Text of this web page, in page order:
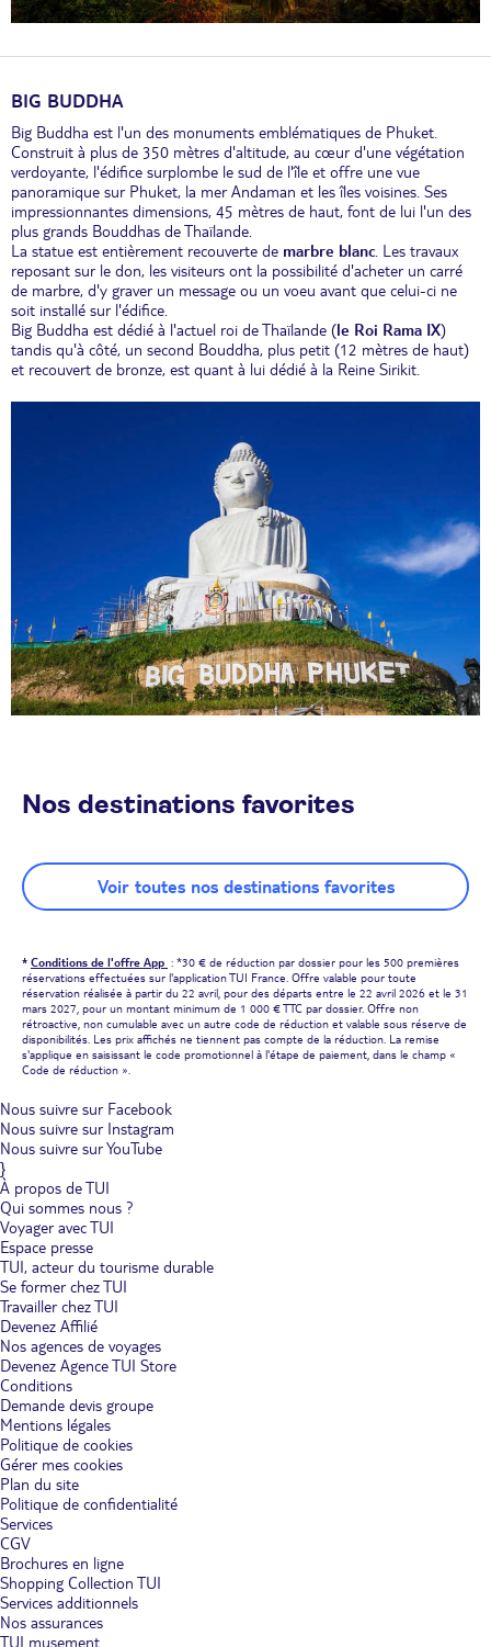
BIG BUDDHA
Big Buddha est l'un des monuments emblématiques de Phuket.
Construit à plus de 350 mètres d'altitude, au cœur d'une végétation
verdoyante, l'édifice surplombe le sud de l'île et offre une vue
panoramique sur Phuket, la mer Andaman et les îles voisines. Ses
impressionnantes dimensions, 45 mètres de haut, font de lui l'un des
plus grands Bouddhas de Thaïlande.
La statue est entièrement recouverte de marbre blanc. Les travaux
reposant sur le don, les visiteurs ont la possibilité d'acheter un carré
de marbre, d'y graver un message ou un voeu avant que celui-ci ne
soit installé sur l'édifice.
Big Buddha est dédié à l'actuel roi de Thaïlande (le Roi Rama IX)
tandis qu'à côté, un second Bouddha, plus petit (12 mètres de haut)
et recouvert de bronze, est quant à lui dédié à la Reine Sirikit.
Nos destinations favorites
Voir toutes nos destinations favorites
* Conditions de l'offre App : *30 € de réduction par dossier pour les 500 premières
réservations effectuées sur l'application TUI France. Offre valable pour toute
réservation réalisée à partir du 22 avril, pour des départs entre le 22 avril 2026 et le 31
mars 2027, pour un montant minimum de 1 000 € TTC par dossier. Offre non
rétroactive, non cumulable avec un autre code de réduction et valable sous réserve de
disponibilités. Les prix affichés ne tiennent pas compte de la réduction. La remise
s'applique en saisissant le code promotionnel à l'étape de paiement, dans le champ «
Code de réduction ».
Nous suivre sur Facebook
Nous suivre sur Instagram
Nous suivre sur YouTube
}
À propos de TUI
Qui sommes nous ?
Voyager avec TUI
Espace presse
TUI, acteur du tourisme durable
Se former chez TUI
Travailler chez TUI
Devenez Affilié
Nos agences de voyages
Devenez Agence TUI Store
Conditions
Demande devis groupe
Mentions légales
Politique de cookies
Gérer mes cookies
Plan du site
Politique de confidentialité
Services
CGV
Brochures en ligne
Shopping Collection TUI
Services additionnels
Nos assurances
TUI musement